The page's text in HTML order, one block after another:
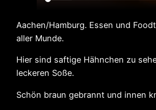
Aachen/Hamburg. Essen und
aller Munde.
Hier sind saftige Hähnchen zu
leckeren Soße.
Schön braun gebrannt und innen